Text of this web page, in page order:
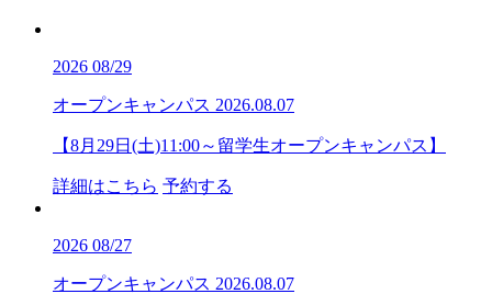
2026 08/29
オープンキャンパス 2026.08.07
【8月29日(土)11:00～留学生オープンキャンパス】
詳細はこちら 予約する
2026 08/27
オープンキャンパス 2026.08.07